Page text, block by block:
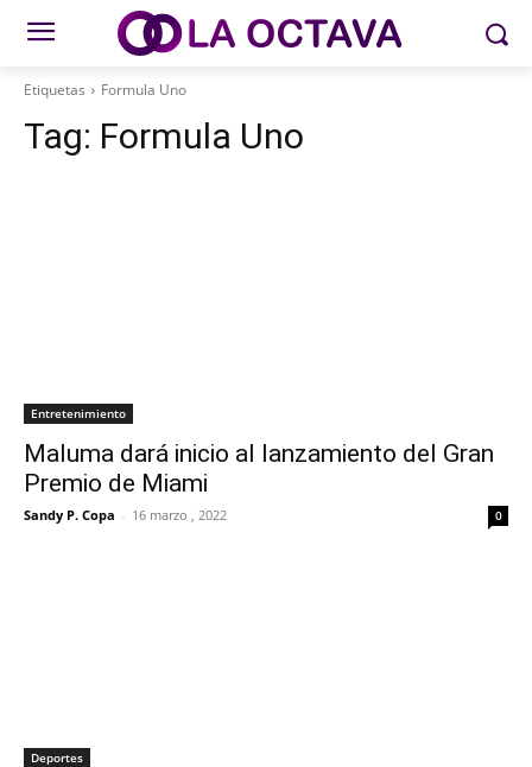
Etiquetas Formula Uno
Tag: Formula Uno
Entretenimiento
Maluma dará inicio al lanzamiento del Gran
Premio de Miami
Sandy P. Copa - 16 marzo , 2022 0
Deportes